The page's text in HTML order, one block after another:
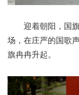
迎着朝阳，国
场，在庄严的国歌
旗冉冉升起。